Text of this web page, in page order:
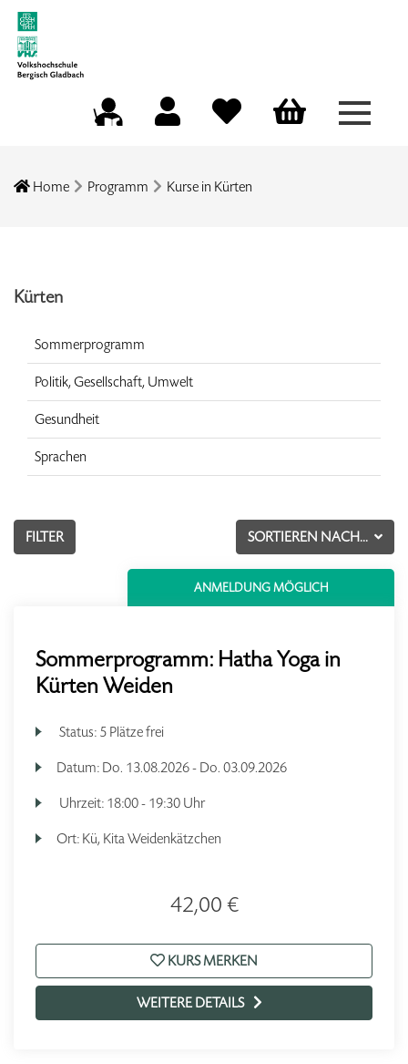
Menü
Home Programm Kurse in Kürten
Kürten
Sommerprogramm
Politik, Gesellschaft, Umwelt
Gesundheit
Sprachen
SORTIEREN NACH...
FILTER
ANMELDUNG MÖGLICH
Sommerprogramm: Hatha Yoga in
Kürten Weiden
Status: 5 Plätze frei
Datum: Do. 13.08.2026 - Do. 03.09.2026
Uhrzeit: 18:00 - 19:30 Uhr
Ort: Kü, Kita Weidenkätzchen
42,00 €
KURS MERKEN
WEITERE DETAILS